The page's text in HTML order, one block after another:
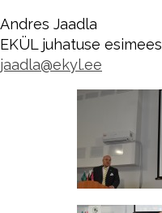
Andres Jaadla
EKÜL juhatuse esimees
jaadla@ekyl.ee